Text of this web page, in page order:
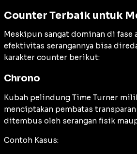
Counter Terbaik untuk
Meskipun sangat dominan di fase
efektivitas serangannya bisa
karakter counter berikut:
Chrono
Kubah pelindung Time Turner
menciptakan pembatas
ditembus oleh serangan fisik
Contoh Kasus: